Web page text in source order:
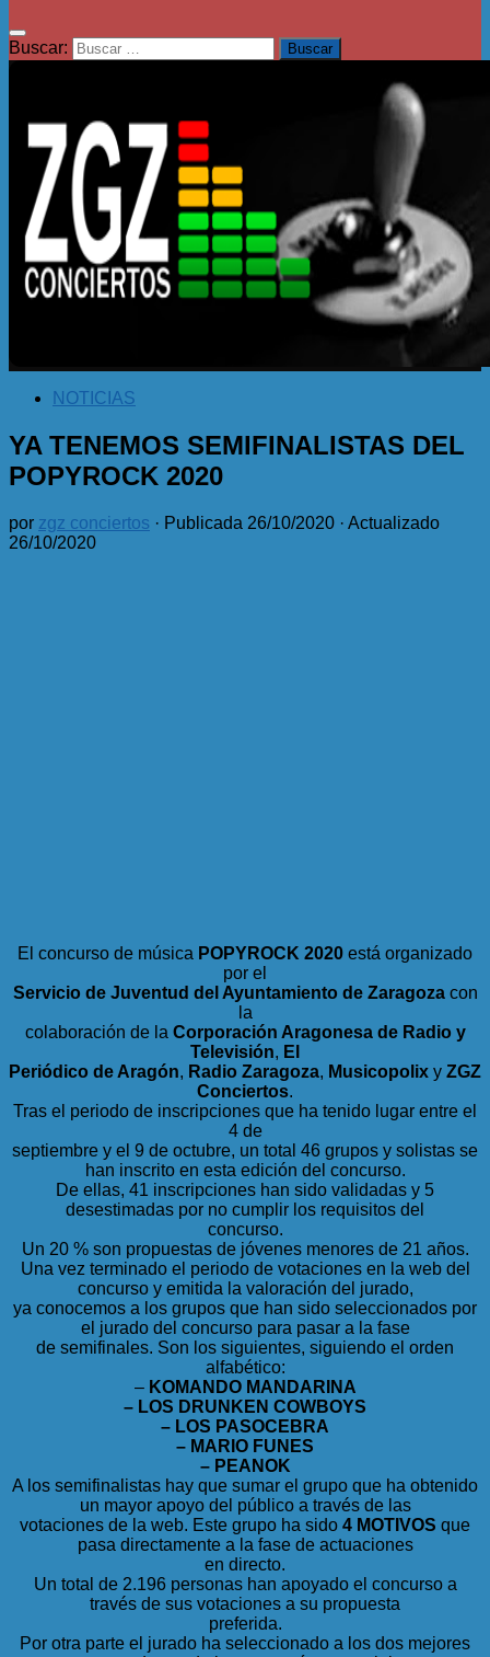
Buscar:
NOTICIAS
YA TENEMOS SEMIFINALISTAS DEL
POPYROCK 2020
por zgz conciertos · Publicada 26/10/2020 · Actualizado
26/10/2020
El concurso de música POPYROCK 2020 está organizado
por el
Servicio de Juventud del Ayuntamiento de Zaragozacon
la
colaboración de la Corporación Aragonesa de Radio y
Televisión, El
Periódico de Aragón, Radio Zaragoza, Musicopolix y ZGZ
Conciertos.
Tras el periodo de inscripciones que ha tenido lugar entre el
4 de
septiembre y el 9 de octubre, un total 46 grupos y solistas se
han inscrito en esta edición del concurso.
De ellas, 41 inscripciones han sido validadas y 5
desestimadas por no cumplir los requisitos del
concurso.
Un 20 % son propuestas de jóvenes menores de 21 años.
Una vez terminado el periodo de votaciones en la web del
concurso y emitida la valoración del jurado,
ya conocemos a los grupos que han sido seleccionados por
el jurado del concurso para pasar a la fase
de semifinales. Son los siguientes, siguiendo el orden
alfabético:
– KOMANDO MANDARINA
– LOS DRUNKEN COWBOYS
– LOS PASOCEBRA
– MARIO FUNES
– PEANOK
A los semifinalistas hay que sumar el grupo que ha obtenido
un mayor apoyo del público a través de las
votaciones de la web. Este grupo ha sido 4 MOTIVOS que
pasa directamente a la fase de actuaciones
en directo.
Un total de 2.196 personas han apoyado el concurso a
través de sus votaciones a su propuesta
preferida.
Por otra parte el jurado ha seleccionado a los dos mejores